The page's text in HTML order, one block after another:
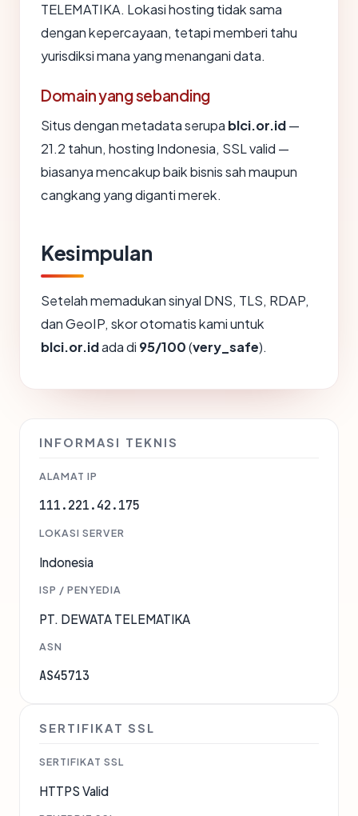
TELEMATIKA. Lokasi hosting tidak sama
dengan kepercayaan, tetapi memberi tahu
yurisdiksi mana yang menangani data.
Domain yang sebanding
Situs dengan metadata serupa blci.or.id—
21.2 tahun, hosting Indonesia, SSL valid —
biasanya mencakup baik bisnis sah maupun
cangkang yang diganti merek.
Kesimpulan
Setelah memadukan sinyal DNS, TLS, RDAP,
dan GeoIP, skor otomatis kami untuk
blci.or.idada di 95/100(very_safe).
INFORMASI TEKNIS
ALAMAT IP
111.221.42.175
LOKASI SERVER
Indonesia
ISP / PENYEDIA
PT. DEWATA TELEMATIKA
ASN
AS45713
SERTIFIKAT SSL
SERTIFIKAT SSL
HTTPS Valid